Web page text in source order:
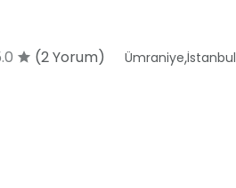
(2 Yorum) Ümraniye,İstanbul